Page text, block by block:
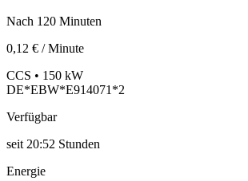
Nach 120 Minuten
0,12 € / Minute
CCS • 150 kW
DE*EBW*E914071*2
Verfügbar
seit 20:52 Stunden
Energie